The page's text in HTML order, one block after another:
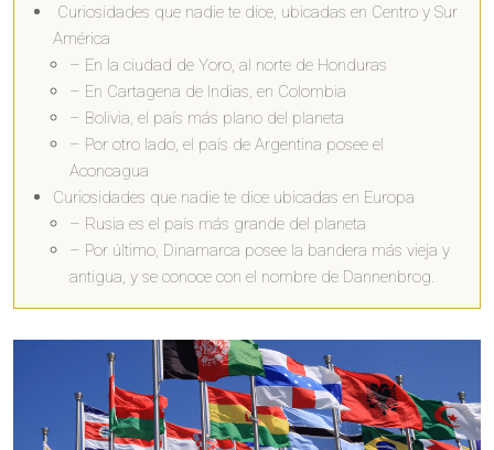
Curiosidades que nadie te dice, ubicadas en Centro y Sur
América
– En la ciudad de Yoro, al norte de Honduras
– En Cartagena de Indias, en Colombia
– Bolivia, el país más plano del planeta
– Por otro lado, el país de Argentina posee el
Aconcagua
Curiosidades que nadie te dice ubicadas en Europa
– Rusia es el país más grande del planeta
– Por último, Dinamarca posee la bandera más vieja y
antigua, y se conoce con el nombre de Dannenbrog.